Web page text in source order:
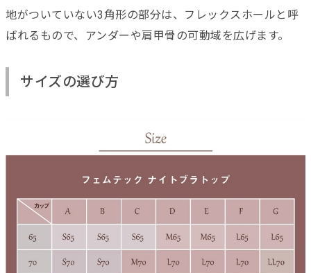
地がついていない3角形の部分は、フレックスホールと呼
ばれるもので、アンダーや肩甲骨の可動域を広げます。
サイズの選び方